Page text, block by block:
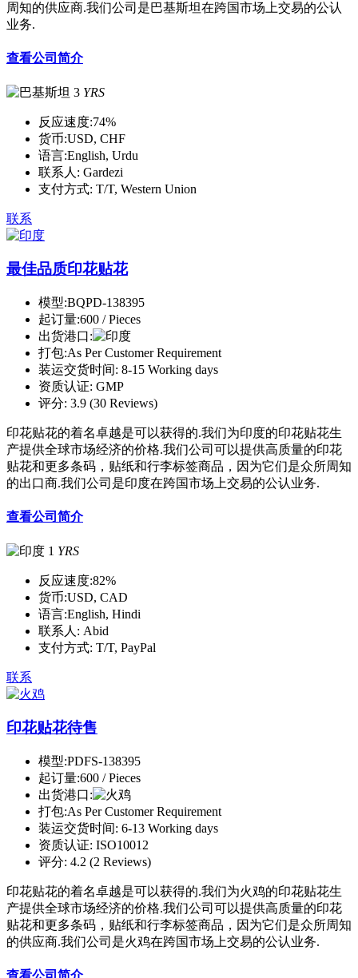
周知的供应商.我们公司是巴基斯坦在跨国市场上交易的公认
业务.
查看公司简介
3 YRS
反应速度:74%
货币:USD, CHF
语言:English, Urdu
联系人: Gardezi
支付方式: T/T, Western Union
联系
最佳品质印花贴花
模型:BQPD-138395
起订量:600 / Pieces
出货港口:
打包:As Per Customer Requirement
装运交货时间: 8-15 Working days
资质认证: GMP
评分: 3.9 (30 Reviews)
印花贴花的着名卓越是可以获得的.我们为印度的印花贴花生
产提供全球市场经济的价格.我们公司可以提供高质量的印花
贴花和更多条码，贴纸和行李标签商品，因为它们是众所周知
的出口商.我们公司是印度在跨国市场上交易的公认业务.
查看公司简介
1 YRS
反应速度:82%
货币:USD, CAD
语言:English, Hindi
联系人: Abid
支付方式: T/T, PayPal
联系
印花贴花待售
模型:PDFS-138395
起订量:600 / Pieces
出货港口:
打包:As Per Customer Requirement
装运交货时间: 6-13 Working days
资质认证: ISO10012
评分: 4.2 (2 Reviews)
印花贴花的着名卓越是可以获得的.我们为火鸡的印花贴花生
产提供全球市场经济的价格.我们公司可以提供高质量的印花
贴花和更多条码，贴纸和行李标签商品，因为它们是众所周知
的供应商.我们公司是火鸡在跨国市场上交易的公认业务.